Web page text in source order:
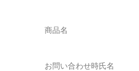
商品名
お問い合わせ時氏名